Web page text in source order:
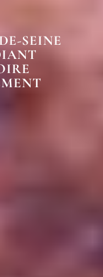
SEINE